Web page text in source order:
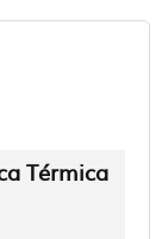
Térmica